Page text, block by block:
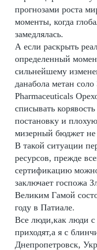
прогнозами роста
моменты, когда
замедлялась.
А если раскрыть
определенный
сильнейшему
данабола метан
Pharmaceuticals
списывать
постановку и
мизерный бюджет не
В такой ситуации
ресурсов, прежде
сертификацию
заключает госпожа
Великим Гамой
году в Патиале.
Все люди,как люди
приходят,а я с
Днепропетровск,